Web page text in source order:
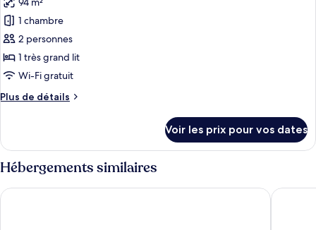
photos
pour
ce
type
de
chambre :
Suite
1 chambre
2 personnes
1 très grand lit
Wi-Fi gratuit
Plus de détails
Plus
le
type
de
Suite
Voir les prix pour vos dates
Hébergements similaires
The Hotel Hotel